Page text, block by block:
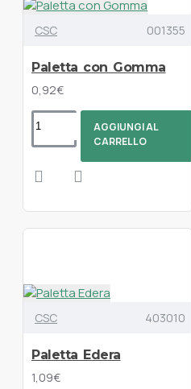
CSC 001355
Paletta con Gomma
0,92€
AGGIUNGI AL
CARRELLO
CSC 403010
Paletta Edera
1,09€